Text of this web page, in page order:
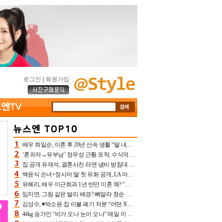
로그인 회원가입
배우 최일순, 이혼 후 20년 산속 생활 “딸 내가 버렸다고 원망‥맘 아파”(특종)[어제TV]
‘혼외자→유부남’ 정우성 근황 포착, 수식억 해킹 피해 후배 만났다 “존경하는”
집 공개 유재석, 결혼사진 라면 냄비 받침대 되고 분노‥가족사진도 피해(놀뭐)[어제TV]
백윤식 손녀+정시아 딸 첫 유화 공개, LA 아트쇼→서울국제조각페스타 작가다운 수준급 실력
유혜리, 배우 이근희과 1년 반만 이혼 왜? “식칼 꽂고 의자 던져” 충격 폭로(특종)[어제TV]
임지연, 그림 같은 발리 배경? 뼈말라 청순 비키니 핏에 상대 안 되네
김성수, ♥박소윤 집 이불 폐기 처분 “어떤 X이랑 썼을지 몰라” 질투(신랑수업2)[어제TV]
44kg 송가인 “비가 오나 눈이 오나” 매일 이 운동, 허벅지 근육량 상승+체지방 감소